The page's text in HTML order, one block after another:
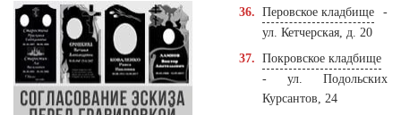
Перовское кладбище -
ул. Кетчерская, д. 20
Покровское кладбище
- ул. Подольских
Курсантов, 24